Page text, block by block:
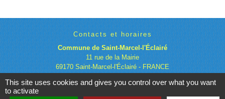
Contacts et horaires
Commune de Saint-Marcel-l'Éclairé
11 rue de la Mairie
69170 Saint-Marcel-l'Éclairé - FRANCE
This site uses cookies and gives you control over what you want
to activate